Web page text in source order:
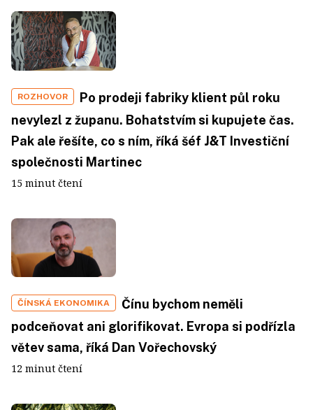
ROZHOVOR
Po prodeji fabriky klient půl roku
nevylezl z županu. Bohatstvím si kupujete čas.
Pak ale řešíte, co s ním, říká šéf J&T Investiční
společnosti Martinec
15 minut čtení
ČÍNSKÁ EKONOMIKA
Čínu bychom neměli
podceňovat ani glorifikovat. Evropa si podřízla
větev sama, říká Dan Vořechovský
12 minut čtení